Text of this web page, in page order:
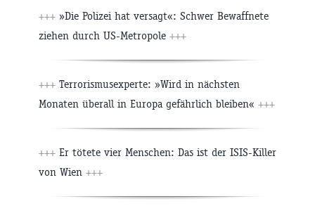
+++ »Die Polizei hat versagt«: Schwer Bewaffnete
ziehen durch US-Metropole +++
+++ Terrorismusexperte: »Wird in nächsten
Monaten überall in Europa gefährlich bleiben« +++
+++ Er tötete vier Menschen: Das ist der ISIS-Killer
von Wien +++